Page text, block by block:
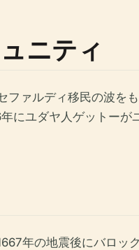
ニティ
ァルディ移民の波を
にユダヤ人ゲットー
年の地震後にバロッ